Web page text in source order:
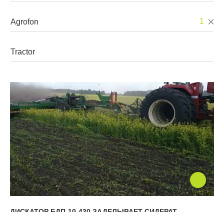
Mehrzweckgeräte
Geräteträger
1